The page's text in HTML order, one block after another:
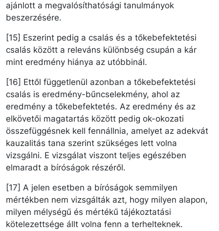
ajánlott a megvalósíthatósági tanulmányok
beszerzésére.
[15] Eszerint pedig a csalás és a tőkebefektetési
csalás között a releváns különbség csupán a kár
mint eredmény hiánya az utóbbinál.
[16] Ettől függetlenül azonban a tőkebefektetési
csalás is eredmény-bűncselekmény, ahol az
eredmény a tőkebefektetés. Az eredmény és az
elkövetői magatartás között pedig ok-okozati
összefüggésnek kell fennállnia, amelyet az adekvát
kauzalitás tana szerint szükséges lett volna
vizsgálni. E vizsgálat viszont teljes egészében
elmaradt a bíróságok részéről.
[17] A jelen esetben a bíróságok semmilyen
mértékben nem vizsgálták azt, hogy milyen alapon,
milyen mélységű és mértékű tájékoztatási
kötelezettsége állt volna fenn a terhelteknek.